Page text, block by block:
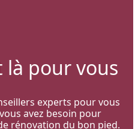
là pour vous
experts pour vous
avez besoin pour
rénovation du bon pied.